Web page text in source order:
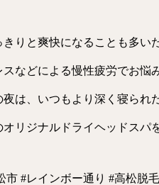
きりと爽快になることも多い
などによる慢性疲労でお悩
夜は、いつもより深く寝ら
リジナルドライヘッドスパ
市 #レインボー通り #高松脱